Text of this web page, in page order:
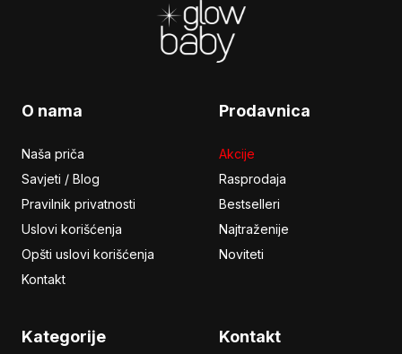
O nama
Naša priča
Savjeti / Blog
Pravilnik privatnosti
Uslovi korišćenja
Opšti uslovi korišćenja
Kontakt
Prodavnica
Akcije
Rasprodaja
Bestselleri
Najtraženije
Noviteti
Kategorije Kontakt